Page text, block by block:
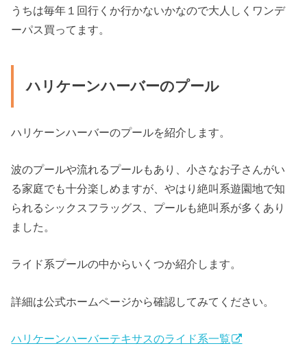
うちは毎年１回行くか行かないかなので大人しくワンデ
ーパス買ってます。
ハリケーンハーバーのプール
ハリケーンハーバーのプールを紹介します。
波のプールや流れるプールもあり、小さなお子さんがい
る家庭でも十分楽しめますが、やはり絶叫系遊園地で知
られるシックスフラッグス、プールも絶叫系が多くあり
ました。
ライド系プールの中からいくつか紹介します。
詳細は公式ホームページから確認してみてください。
ハリケーンハーバーテキサスのライド系一覧